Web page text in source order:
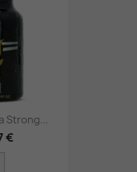
Strong...
€